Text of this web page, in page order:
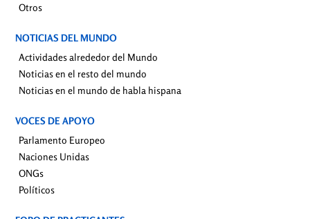
Otros
NOTICIAS DEL MUNDO
Actividades alrededor del Mundo
Noticias en el resto del mundo
Noticias en el mundo de habla hispana
VOCES DE APOYO
Parlamento Europeo
Naciones Unidas
ONGs
Políticos